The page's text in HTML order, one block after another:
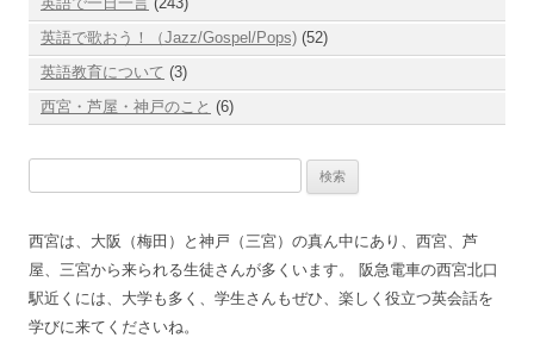
英語で歌おう！（Jazz/Gospel/Pops) (52)
英語教育について (3)
西宮・芦屋・神戸のこと (6)
西宮は、大阪（梅田）と神戸（三宮）の真ん中にあり、西宮、芦
屋、三宮から来られる生徒さんが多くいます。 阪急電車の西宮北口
駅近くには、大学も多く、学生さんもぜひ、楽しく役立つ英会話を
学びに来てくださいね。